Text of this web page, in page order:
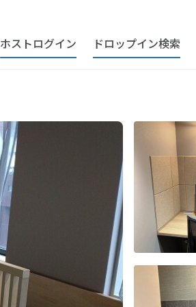
ホストログイン ドロップイン検索